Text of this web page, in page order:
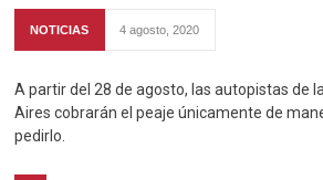
NOTICIAS 4 agosto, 2020
A partir del 28 de agosto, las autopistas de
Aires cobrarán el peaje únicamente de
pedirlo.